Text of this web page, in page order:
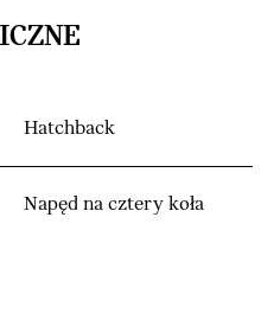
Hatchback
Napęd na cztery koła